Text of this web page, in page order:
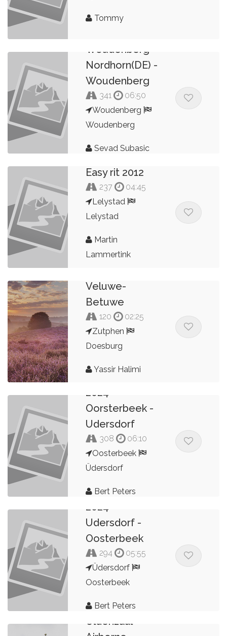
Tommy
Woudenberg -
Nordhorn(DE) -
Woudenberg
341
06:50
Woudenberg
Woudenberg
Sevad Subasic
Easy rit 2012
237
04:45
Lelystad
Lelystad
Martin
Lammertink
Veluwe-
Betuwe
120
02:25
Zutphen
Doesburg
Yassir Halimi
2024
Oorsterbeek -
Udersdorf
308
06:10
Oosterbeek
Üdersdorf
Bert Peters
2024
Udersdorf -
Oosterbeek
294
05:55
Üdersdorf
Oosterbeek
Bert Peters
Oldenzaal